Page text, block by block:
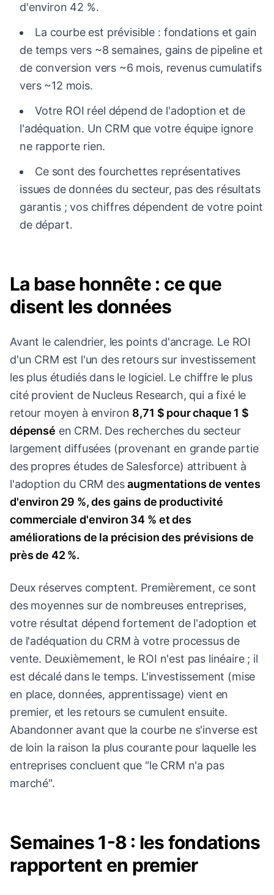
d'environ 42 %.
La courbe est prévisible : fondations et gain
de temps vers ~8 semaines, gains de pipeline et
de conversion vers ~6 mois, revenus cumulatifs
vers ~12 mois.
Votre ROI réel dépend de l'adoption et de
l'adéquation. Un CRM que votre équipe ignore
ne rapporte rien.
Ce sont des fourchettes représentatives
issues de données du secteur, pas des résultats
garantis ; vos chiffres dépendent de votre point
de départ.
La base honnête : ce que
disent les données
Avant le calendrier, les points d'ancrage. Le ROI
d'un CRM est l'un des retours sur investissement
les plus étudiés dans le logiciel. Le chiffre le plus
cité provient de Nucleus Research, qui a fixé le
retour moyen à environ 8,71 $ pour chaque 1 $
dépensé en CRM. Des recherches du secteur
largement diffusées (provenant en grande partie
des propres études de Salesforce) attribuent à
l'adoption du CRM desaugmentations de ventes
d'environ 29 %, des gains de productivité
commerciale d'environ 34 % et des
améliorations de la précision des prévisions de
près de 42 %.
Deux réserves comptent. Premièrement, ce sont
des moyennes sur de nombreuses entreprises,
votre résultat dépend fortement de l'adoption et
de l'adéquation du CRM à votre processus de
vente. Deuxièmement, le ROI n'est pas linéaire ; il
est décalé dans le temps. L'investissement (mise
en place, données, apprentissage) vient en
premier, et les retours se cumulent ensuite.
Abandonner avant que la courbe ne s'inverse est
de loin la raison la plus courante pour laquelle les
entreprises concluent que "le CRM n'a pas
marché".
Semaines 1-8 : les fondations
rapportent en premier